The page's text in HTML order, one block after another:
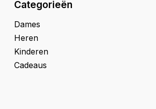
Categorieën
Dames
Heren
Kinderen
Cadeaus